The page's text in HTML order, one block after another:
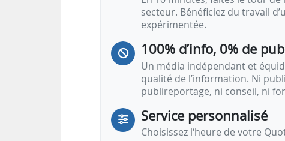
secteur. Bénéficiez du travail
expérimentée.
100% d’info, 0% de pub
Un média indépendant et
qualité de l’information. Ni
publireportage, ni conseil, ni
Service personnalisé
Choisissez l‘heure de votre